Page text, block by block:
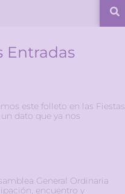
Entradas
este folleto en las Fiestas
dato que ya nos
General Ordinaria
encuentro y